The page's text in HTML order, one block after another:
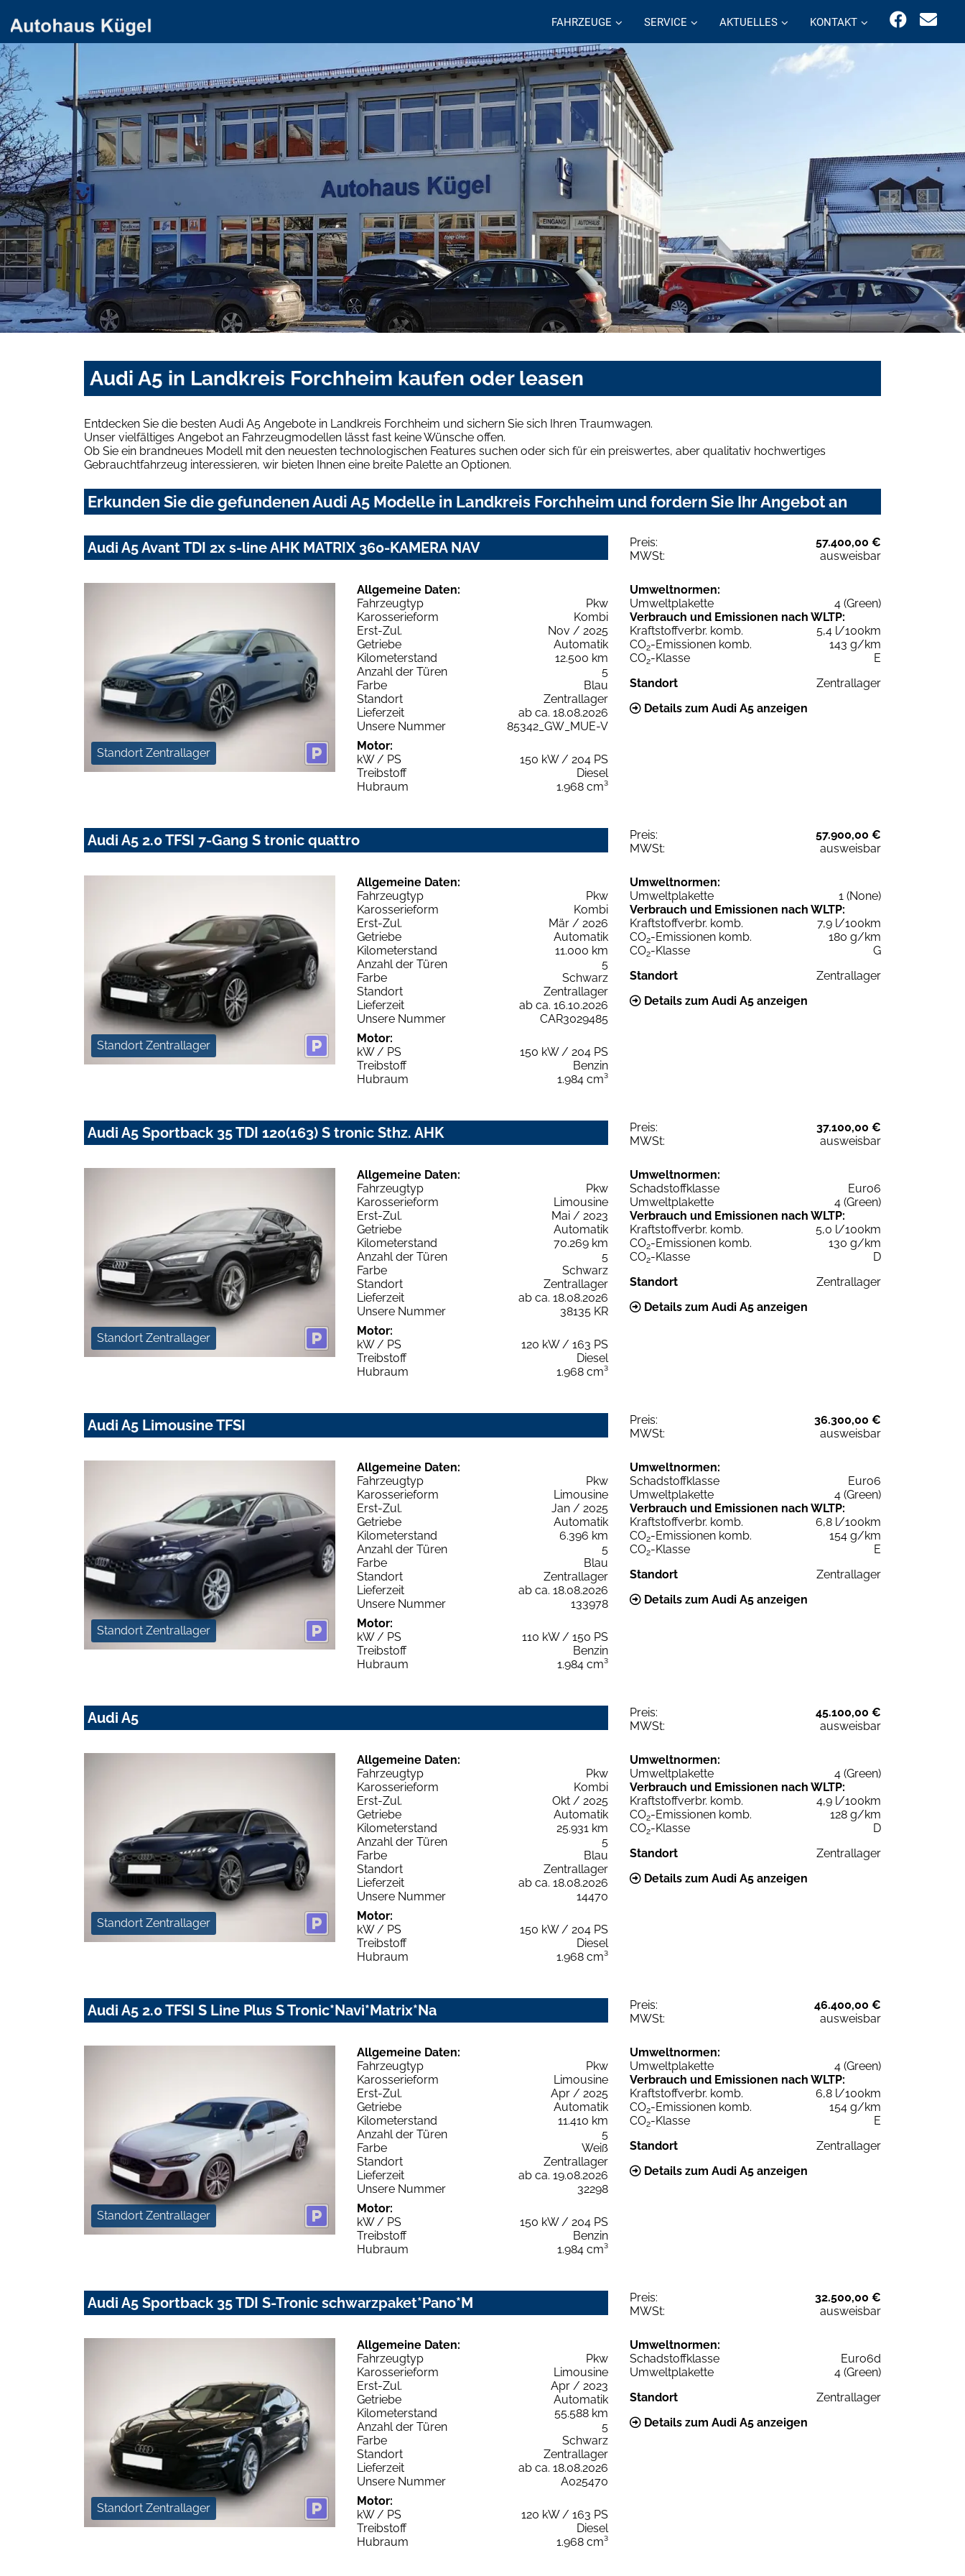
FAHRZEUGE SERVICE AKTUELLES KONTAKT
Audi A5 in Landkreis Forchheim kaufen oder leasen
Entdecken Sie die besten Audi A5 Angebote in Landkreis Forchheim und sichern Sie sich Ihren Traumwagen.
Unser vielfältiges Angebot an Fahrzeugmodellen lässt fast keine Wünsche offen.
Ob Sie ein brandneues Modell mit den neuesten technologischen Features suchen oder sich für ein preiswertes, aber qualitativ hochwertiges
Gebrauchtfahrzeug interessieren, wir bieten Ihnen eine breite Palette an Optionen.
Erkunden Sie die gefundenen Audi A5 Modelle in Landkreis Forchheim und fordern Sie Ihr Angebot an
Audi A5 Avant TDI 2x s-line AHK MATRIX 360-KAMERA NAV Preis:
57.400,00 €
MWSt:
ausweisbar
Standort Zentrallager
Allgemeine Daten:
Fahrzeugtyp
Pkw
Karosserieform
Kombi
Erst-Zul.
Nov / 2025
Getriebe
Automatik
Kilometerstand
12.500 km
Anzahl der Türen
5
Farbe
Blau
Standort
Zentrallager
Lieferzeit
ab ca. 18.08.2026
Unsere Nummer
85342_GW_MUE-V
Motor:
kW / PS
150 kW / 204 PS
Treibstoff
Diesel
Hubraum
1.968 cm³
Umweltnormen:
Umweltplakette
4 (Green)
Verbrauch und Emissionen nach WLTP:
Kraftstoffverbr. komb.
5,4 l/100km
CO2-Emissionen komb.
143 g/km
CO2-Klasse
E
Standort
Zentrallager
Details zum Audi A5 anzeigen
Audi A5 2.0 TFSI 7-Gang S tronic quattro Preis:
57.900,00 €
MWSt:
ausweisbar
Standort Zentrallager
Allgemeine Daten:
Fahrzeugtyp
Pkw
Karosserieform
Kombi
Erst-Zul.
Mär / 2026
Getriebe
Automatik
Kilometerstand
11.000 km
Anzahl der Türen
5
Farbe
Schwarz
Standort
Zentrallager
Lieferzeit
ab ca. 16.10.2026
Unsere Nummer
CAR3029485
Motor:
kW / PS
150 kW / 204 PS
Treibstoff
Benzin
Hubraum
1.984 cm³
Umweltnormen:
Umweltplakette
1 (None)
Verbrauch und Emissionen nach WLTP:
Kraftstoffverbr. komb.
7,9 l/100km
CO2-Emissionen komb.
180 g/km
CO2-Klasse
G
Standort
Zentrallager
Details zum Audi A5 anzeigen
Audi A5 Sportback 35 TDI 120(163) S tronic Sthz. AHK Preis:
37.100,00 €
MWSt:
ausweisbar
Standort Zentrallager
Allgemeine Daten:
Fahrzeugtyp
Pkw
Karosserieform
Limousine
Erst-Zul.
Mai / 2023
Getriebe
Automatik
Kilometerstand
70.269 km
Anzahl der Türen
5
Farbe
Schwarz
Standort
Zentrallager
Lieferzeit
ab ca. 18.08.2026
Unsere Nummer
38135 KR
Motor:
kW / PS
120 kW / 163 PS
Treibstoff
Diesel
Hubraum
1.968 cm³
Umweltnormen:
Schadstoffklasse
Euro6
Umweltplakette
4 (Green)
Verbrauch und Emissionen nach WLTP:
Kraftstoffverbr. komb.
5,0 l/100km
CO2-Emissionen komb.
130 g/km
CO2-Klasse
D
Standort
Zentrallager
Details zum Audi A5 anzeigen
Audi A5 Limousine TFSI Preis:
36.300,00 €
MWSt:
ausweisbar
Standort Zentrallager
Allgemeine Daten:
Fahrzeugtyp
Pkw
Karosserieform
Limousine
Erst-Zul.
Jan / 2025
Getriebe
Automatik
Kilometerstand
6.396 km
Anzahl der Türen
5
Farbe
Blau
Standort
Zentrallager
Lieferzeit
ab ca. 18.08.2026
Unsere Nummer
133978
Motor:
kW / PS
110 kW / 150 PS
Treibstoff
Benzin
Hubraum
1.984 cm³
Umweltnormen:
Schadstoffklasse
Euro6
Umweltplakette
4 (Green)
Verbrauch und Emissionen nach WLTP:
Kraftstoffverbr. komb.
6,8 l/100km
CO2-Emissionen komb.
154 g/km
CO2-Klasse
E
Standort
Zentrallager
Details zum Audi A5 anzeigen
Audi A5 Preis:
45.100,00 €
MWSt:
ausweisbar
Standort Zentrallager
Allgemeine Daten:
Fahrzeugtyp
Pkw
Karosserieform
Kombi
Erst-Zul.
Okt / 2025
Getriebe
Automatik
Kilometerstand
25.931 km
Anzahl der Türen
5
Farbe
Blau
Standort
Zentrallager
Lieferzeit
ab ca. 18.08.2026
Unsere Nummer
14470
Motor:
kW / PS
150 kW / 204 PS
Treibstoff
Diesel
Hubraum
1.968 cm³
Umweltnormen:
Umweltplakette
4 (Green)
Verbrauch und Emissionen nach WLTP:
Kraftstoffverbr. komb.
4,9 l/100km
CO2-Emissionen komb.
128 g/km
CO2-Klasse
D
Standort
Zentrallager
Details zum Audi A5 anzeigen
Audi A5 2.0 TFSI S Line Plus S Tronic*Navi*Matrix*Na Preis:
46.400,00 €
MWSt:
ausweisbar
Standort Zentrallager
Allgemeine Daten:
Fahrzeugtyp
Pkw
Karosserieform
Limousine
Erst-Zul.
Apr / 2025
Getriebe
Automatik
Kilometerstand
11.410 km
Anzahl der Türen
5
Farbe
Weiß
Standort
Zentrallager
Lieferzeit
ab ca. 19.08.2026
Unsere Nummer
32298
Motor:
kW / PS
150 kW / 204 PS
Treibstoff
Benzin
Hubraum
1.984 cm³
Umweltnormen:
Umweltplakette
4 (Green)
Verbrauch und Emissionen nach WLTP:
Kraftstoffverbr. komb.
6,8 l/100km
CO2-Emissionen komb.
154 g/km
CO2-Klasse
E
Standort
Zentrallager
Details zum Audi A5 anzeigen
Audi A5 Sportback 35 TDI S-Tronic schwarzpaket*Pano*M Preis:
32.500,00 €
MWSt:
ausweisbar
Standort Zentrallager
Allgemeine Daten:
Fahrzeugtyp
Pkw
Karosserieform
Limousine
Erst-Zul.
Apr / 2023
Getriebe
Automatik
Kilometerstand
55.588 km
Anzahl der Türen
5
Farbe
Schwarz
Standort
Zentrallager
Lieferzeit
ab ca. 18.08.2026
Unsere Nummer
A025470
Motor:
kW / PS
120 kW / 163 PS
Treibstoff
Diesel
Hubraum
1.968 cm³
Umweltnormen:
Schadstoffklasse
Euro6d
Umweltplakette
4 (Green)
Standort
Zentrallager
Details zum Audi A5 anzeigen